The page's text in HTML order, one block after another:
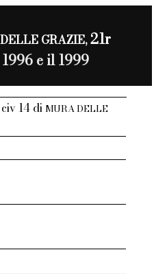
GRAZIE,21r
e il 1999
14 di MURA DELLE